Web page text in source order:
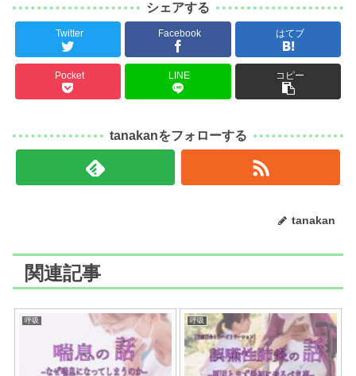
シェアする
Twitter Facebook はてブ
Pocket LINE コピー
tanakanをフォローする
tanakan
関連記事
呼吸 呼吸